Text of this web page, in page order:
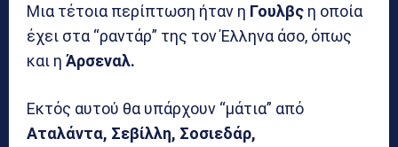
Μια τέτοια περίπτωση ήταν η Γουλβς η οποία
έχει στα “ραντάρ” της τον Έλληνα άσο, όπως
και η Άρσεναλ.
Εκτός αυτού θα υπάρχουν “μάτια” από
Αταλάντα, Σεβίλλη, Σοσιεδάρ,